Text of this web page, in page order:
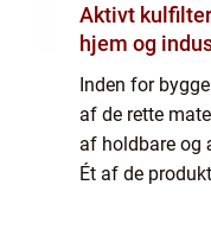
Aktivt
hjem og
Inden for
af de rette
af holdbare og
Ét af de